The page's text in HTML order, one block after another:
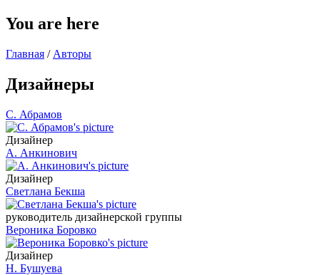
You are here
Главная / Авторы
Дизайнеры
С. Абрамов
Дизайнер
А. Анкинович
Дизайнер
Светлана Бекша
руководитель дизайнерской группы
Вероника Боровко
Дизайнер
Н. Бушуева